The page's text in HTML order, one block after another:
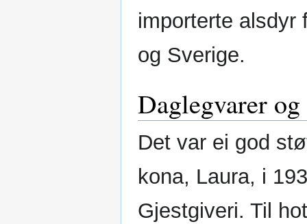
importerte alsdyr
og Sverige.
Daglegvarer og
Det var ei god
kona, Laura, i
Gjestgiveri. Til